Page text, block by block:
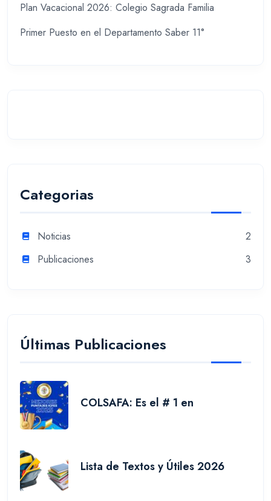
Plan Vacacional 2026: Colegio Sagrada Familia
Primer Puesto en el Departamento Saber 11°
Categorias
Noticias
2
Publicaciones
3
Últimas Publicaciones
COLSAFA: Es el # 1 en
Lista de Textos y Útiles 2026